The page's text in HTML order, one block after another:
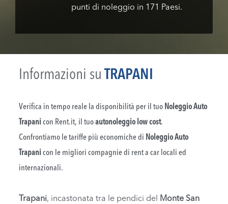
punti di noleggio in 171 Paesi.
Informazioni su TRAPANI
Verifica in tempo reale la disponibilità per il tuo Noleggio Auto
Trapanicon Rent.it, il tuoautonoleggio low cost.
Confrontiamo le tariffe più economiche di Noleggio Auto
Trapanicon le migliori compagnie di rent a car locali ed
internazionali.
Trapani, incastonata tra le pendici del
Monte San